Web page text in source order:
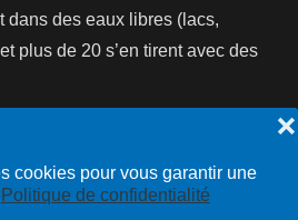
cookies pour vous garantir une
Politique de confidentialité
❌
dans des eaux libres (lacs,
plus de 20 s’en tirent avec des